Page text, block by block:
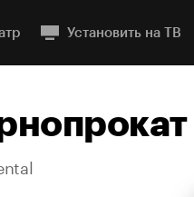
Установить на ТВ